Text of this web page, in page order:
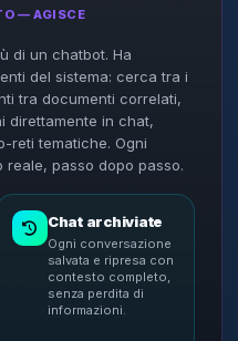
— AGISCE
di un chatbot. Ha
del sistema: cerca tra i
tra documenti correlati,
direttamente in chat,
reti tematiche. Ogni
reale, passo dopo passo.
Chat archiviate
Ogni conversazione
salvata e ripresa con
contesto completo,
senza perdita di
informazioni.